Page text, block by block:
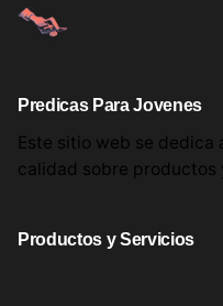
Predicas Para Jovenes
Este sitio web se
calidad sobre productos
Productos y Servicios